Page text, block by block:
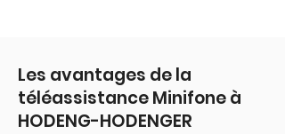
Les avantages de la
téléassistance Minifone à
HODENG-HODENGER